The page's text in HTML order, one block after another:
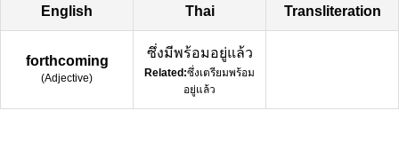
English Thai Transliteration
forthcoming
(Adjective)
ซึ่งมีพร้อมอยู่แล้ว
Related:ซึ่งเตรียมพร้อม
อยู่แล้ว